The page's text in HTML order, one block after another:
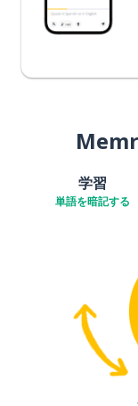
学習
単語を暗記する